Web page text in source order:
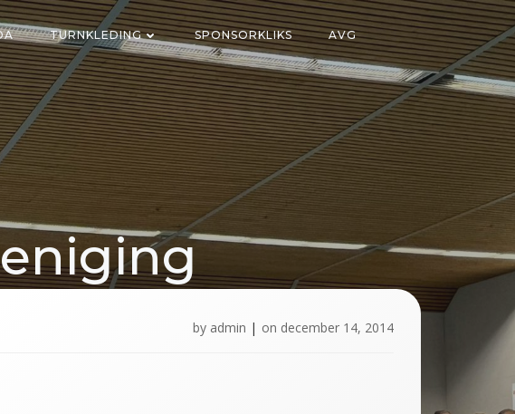
TURNKLEDING SPONSORKLIKS AVG
by admin | on december 14, 2014